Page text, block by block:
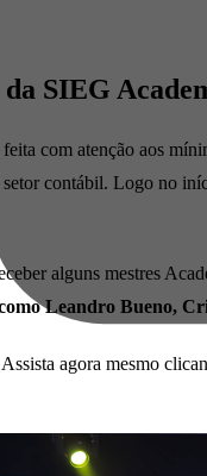
SIEG
com atenção aos
setor contábil. Logo no
alguns mestres
Leandro Bueno,
agora mesmo